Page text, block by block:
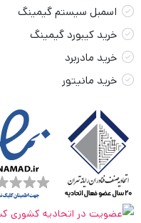
اسمبل سیستم گیمینگ
خرید کیبورد گیمینگ
خرید مادربرد
خرید مانیتور